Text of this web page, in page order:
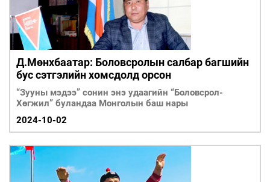
Д.Мөнхбаатар: Боловсролын салбар багшийн
бус сэтгэлийн хомсдолд орсон
“Зууны мэдээ” сонин энэ удаагийн “Боловсрол-
Хөгжил” буландаа Монголын баш нары
2024-10-02